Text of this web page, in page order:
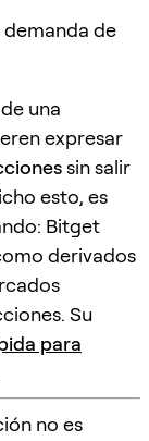
de
una
expresar
sin salir
esto, es
Bitget
derivados
Su
para
no es